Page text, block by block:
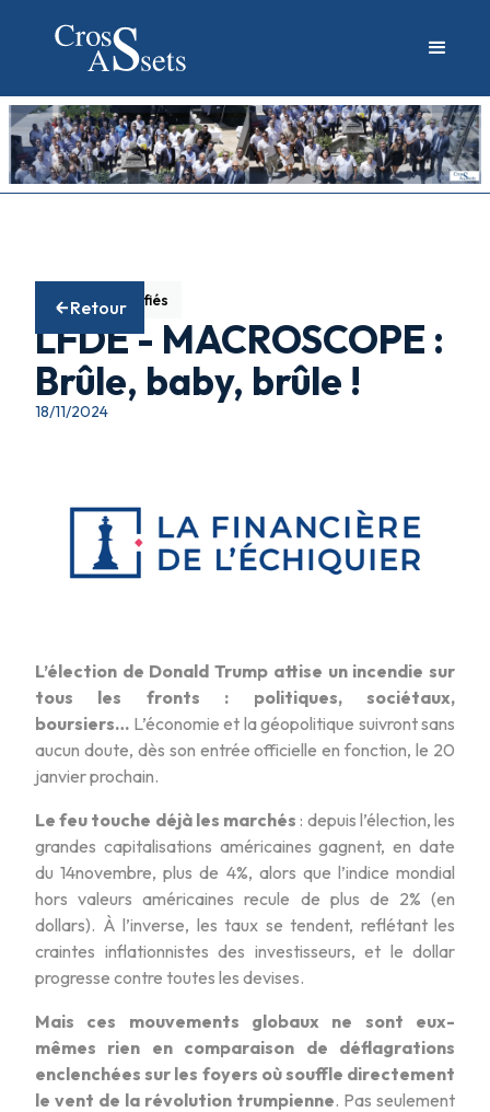
Retour
Fonds diversifiés
LFDE - MACROSCOPE :
Brûle, baby, brûle !
18/11/2024
L’élection de Donald Trump attise un incendie sur
tous les fronts : politiques, sociétaux,
boursiers… L’économie et la géopolitique suivront sans
aucun doute, dès son entrée officielle en fonction, le 20
janvier prochain.
Le feu touche déjà les marchés : depuis l’élection, les
grandes capitalisations américaines gagnent, en date
du 14novembre, plus de 4%, alors que l’indice mondial
hors valeurs américaines recule de plus de 2% (en
dollars). À l’inverse, les taux se tendent, reflétant les
craintes inflationnistes des investisseurs, et le dollar
progresse contre toutes les devises.
Mais ces mouvements globaux ne sont eux-
mêmes rien en comparaison de déflagrations
enclenchées sur les foyers où souffle directement
le vent de la révolution trumpienne. Pas seulement